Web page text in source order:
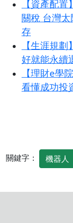
【資產配
關稅 台灣
存
【生涯規
好就能永續
【理財e學
看懂成功投
關鍵字： 機器人